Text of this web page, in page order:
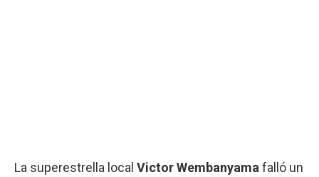
La superestrella local Victor Wembanyama falló un